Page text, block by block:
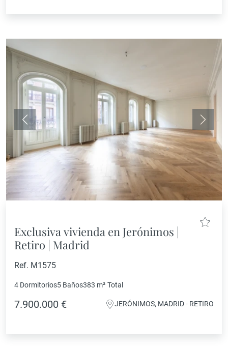
Anterior
Exclusiva vivienda en Jerónimos |
Retiro | Madrid
Ref. M1575
4 Dormitorios5 Baños383 m² Total
7.900.000 € JERÓNIMOS, MADRID - RETIRO